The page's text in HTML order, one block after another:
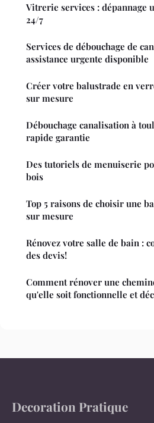
Vitrerie services : dépannage
24/7
Services de débouchage de
assistance urgente disponible
Créer votre balustrade en
sur mesure
Débouchage canalisation à
rapide garantie
Des tutoriels de menuiserie
bois
Top 5 raisons de choisir une
sur mesure
Rénovez votre salle de bain :
des devis!
Comment rénover une
qu'elle soit fonctionnelle et
Decoration Pratique